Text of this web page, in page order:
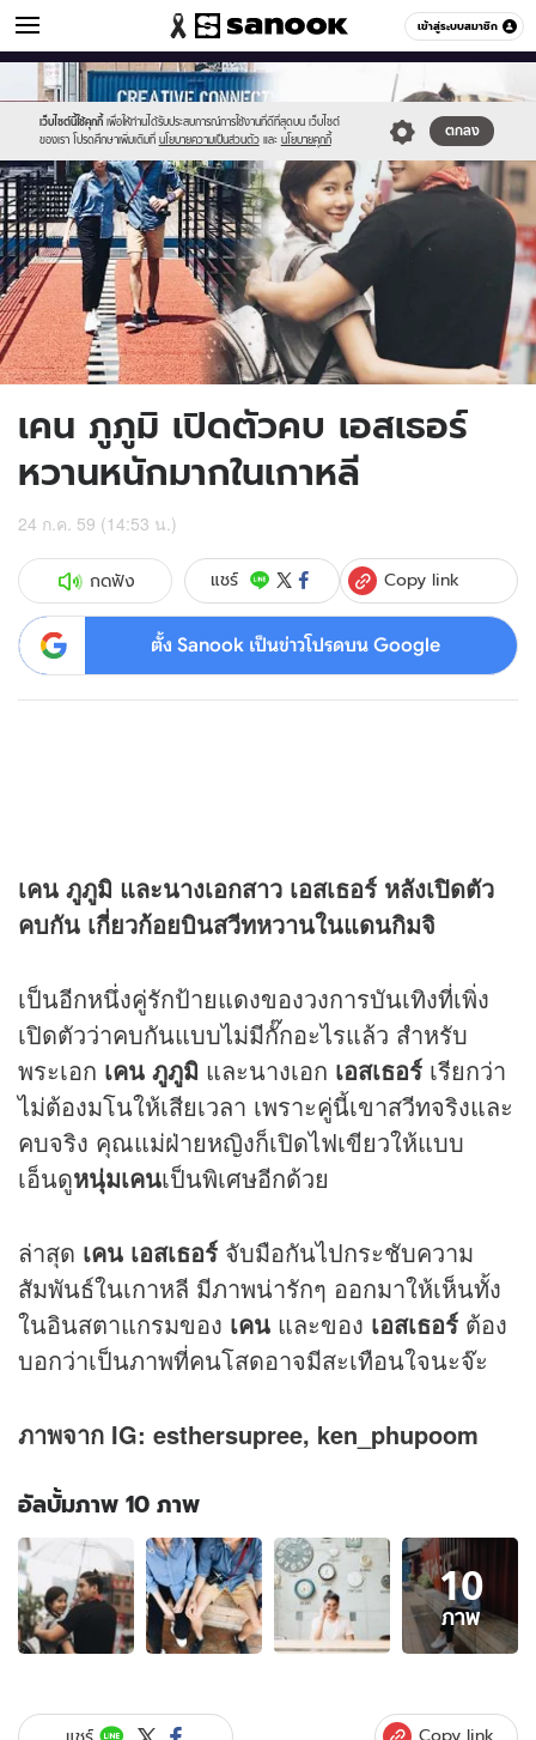
เข้าสู่ระบบสมาชิก
ข่าวบันเทิง หมวดอื่นๆ
เว็บไซต์นี้ใช้คุกกี้ เพื่อให้ท่านได้รับประสบการณ์การใช้งานที่ดีที่สุดบน เว็บไซต์
ของเรา โปรดศึกษาเพิ่มเติมที่ นโยบายความเป็นส่วนตัว และ นโยบายคุกกี้
ตกลง
Sanook
//s.isanook.com/sr/0/images/logo-
new-
sanook.png
600
//s.isanook.com/ns/0/ud/407/2035587/2.jpg
เคน ภูภูมิ เปิดตัวคบ เอสเธอร์
หวานหนักมากในเกาหลี
24 ก.ค. 59 (14:53 น.)
กดฟัง แชร์ Copy link
ตั้ง Sanook เป็นข่าวโปรดบน Google
เคน ภูภูมิ และนางเอกสาว เอสเธอร์ หลังเปิดตัว
คบกัน เกี่ยวก้อยบินสวีทหวานในแดนกิมจิ
เป็นอีกหนึ่งคู่รักป้ายแดงของวงการบันเทิงที่เพิ่ง
เปิดตัวว่าคบกันแบบไม่มีกั๊กอะไรแล้ว สำหรับ
พระเอก เคน ภูภูมิ และนางเอก เอสเธอร์ เรียกว่า
ไม่ต้องมโนให้เสียเวลา เพราะคู่นี้เขาสวีทจริงและ
คบจริง คุณแม่ฝ่ายหญิงก็เปิดไฟเขียวให้แบบ
เอ็นดูหนุ่มเคนเป็นพิเศษอีกด้วย
ล่าสุด เคน เอสเธอร์ จับมือกันไปกระชับความ
สัมพันธ์ในเกาหลี มีภาพน่ารักๆ ออกมาให้เห็นทั้ง
ในอินสตาแกรมของ เคน และของ เอสเธอร์ ต้อง
บอกว่าเป็นภาพที่คนโสดอาจมีสะเทือนใจนะจ๊ะ
ภาพจาก IG: esthersupree, ken_phupoom
อัลบั้มภาพ 10 ภาพ
อัลบั้ม
ภาพ
10
ภาพ
ของ
ภูมิ
10
ภาพ